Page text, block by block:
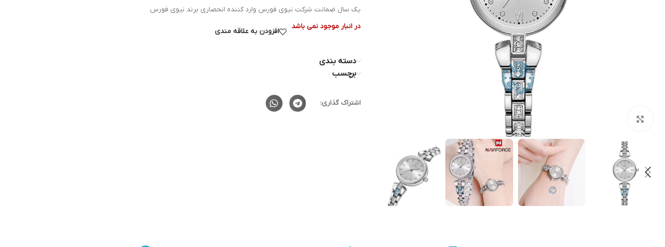
یک سال ضمانت شرکت نیوی فورس وارد کننده انحصاری برند نیوی فورس
در انبار موجود نمی باشد
افزودن به علاقه مندی
دسته بندی
برچسب
اشتراک گذاری: